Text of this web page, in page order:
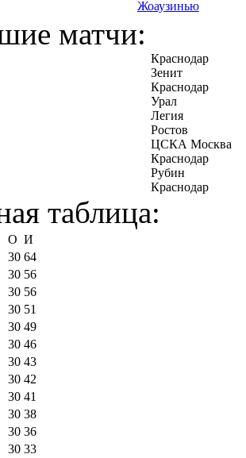
Жоаузинью
матчи:
Краснодар
Зенит
Краснодар
Урал
Легия
Ростов
ЦСКА Москва
Краснодар
Рубин
Краснодар
таблица:
О И
30 64
30 56
30 56
30 51
30 49
30 46
30 43
30 42
30 41
30 38
30 36
30 33